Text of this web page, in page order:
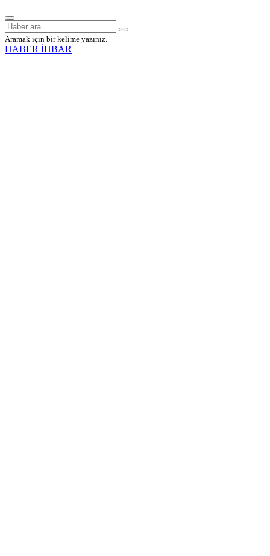
Aramak için bir kelime yazınız.
HABER İHBAR